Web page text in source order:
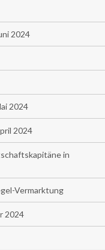
2024
2024
2024
in
Vermarktung
2024